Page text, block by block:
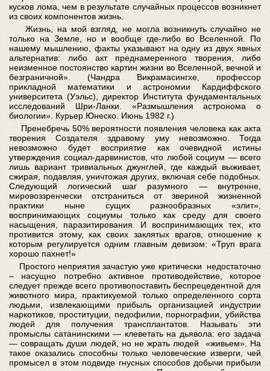
кусков лома, чем в результате случайных процессов возникнет
из своих компонентов жизнь.
Жизнь, на мой взгляд, не могла возникнуть случайно не
только на Земле, но и вообще где-либо во Вселенной. По
нашему мышлению, факты указывают на одну из двух явных
альтернатив: либо акт преднамеренного творения, либо
неизменное постоянство картин жизни во Вселенной, вечной и
безграничной». (Чандра Викрамасингхе, профессор
прикладной математики и астрономии Кардиффского
университета (Уэльс), директор Института фундаментальных
исследований Шри-Ланки. «Размышления астронома о
биологии». Курьер Юнеско. Июнь 1982 г.)
Пренебречь 50% вероятности появления человека как акта
творения Создателя здравому уму невозможно. Тогда
невозможно будет восприятие как очевидной истины
утверждения социал-дарвинистов, что любой социум — всего
лишь вариант тривиальных джунглей, где каждый выживает,
сжирая, подавляя, уничтожая других, включая себе подобных.
Следующий логический шаг разумного — внутренне,
мировоззренчески отстраниться от звериной жизненной
практики ныне сущих разнообразных «элит»,
воспринимающих социумы только как среду для своего
насыщения, паразитирования. И воспринимающих тех, кто
противится этому, как своих заклятых врагов, отношение к
которым регулируется одним главным девизом: «Труп врага
хорошо пахнет!»
Простого неприятия зачастую уже критически недостаточно
– насущно потребно активное противодействие, которое
следует прежде всего противопоставить беспрецедентной для
животного мира, практикуемой только определенного сорта
людьми, извлекающими прибыль организацией индустрии
наркотиков, проституции, педофилии, порнографии, убийства
людей для получения трансплантатов. Называть эти
промыслы сатанинскими — клеветать на дьявола: его задача
— совращать души людей, но не жрать людей «живьем». На
такое оказались способны только человеческие изверги, чей
промысел в этом подвиде гнусных способов добычи прибыли